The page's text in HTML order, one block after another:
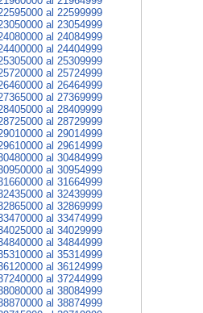
al 22599999
al 23054999
al 24084999
al 24404999
al 25309999
al 25724999
al 26464999
al 27369999
al 28409999
al 28729999
al 29014999
al 29614999
al 30484999
al 30954999
al 31664999
al 32439999
al 32869999
al 33474999
al 34029999
al 34844999
al 35314999
al 36124999
al 37244999
al 38084999
al 38874999